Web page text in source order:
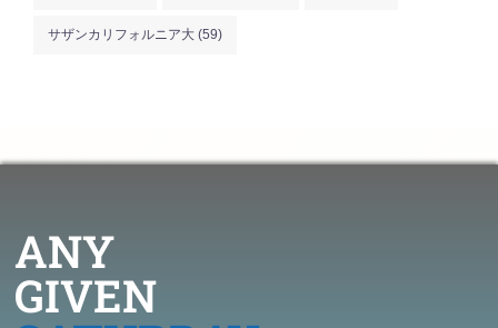
サザンカリフォルニア大 (59)
ANY
GIVEN